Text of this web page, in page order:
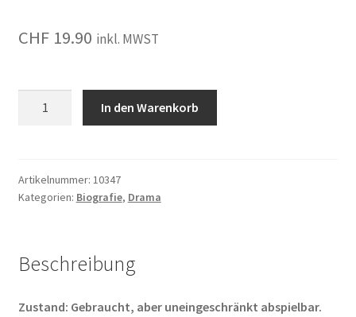
CHF19.90 inkl. MWST
wahre
Geschichte
In den Warenkorb
Artikelnummer: 10347
Kategorien: Biografie, Drama
Beschreibung
Zustand: Gebraucht, aber uneingeschränkt abspielbar.